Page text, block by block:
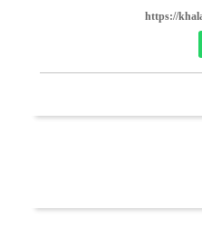
https://